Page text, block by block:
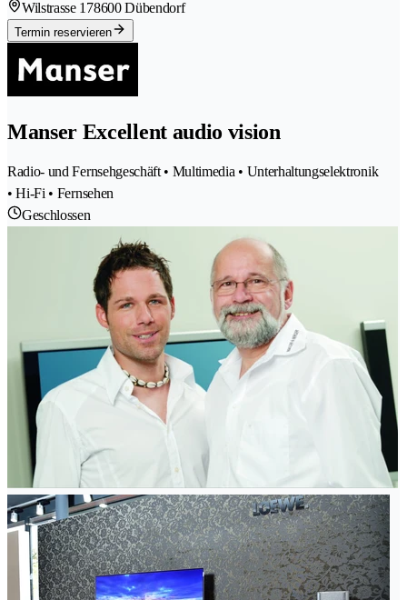
Wilstrasse 178600 Dübendorf
Termin reservieren
Manser Excellent audio vision
Radio- und Fernsehgeschäft • Multimedia • Unterhaltungselektronik
• Hi-Fi • Fernsehen
Geschlossen